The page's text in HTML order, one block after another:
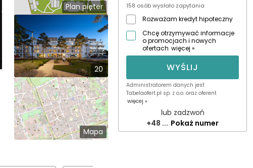
Plan pięter
20
Mapa
158 osób wysłało zapytania
Rozważam kredyt hipoteczny
Chcę otrzymywać informacje
o promocjach i nowych
ofertach więcej »
WYŚLIJ
Administratorem danych jest
Tabelaofert.pl sp. z o.o. oraz oferent
więcej »
lub zadzwoń
+48 ... Pokaż numer